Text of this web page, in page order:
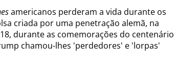
americanos perderam a vida durante os
criada por uma penetração alemã, na
durante as comemorações do centenário
chamou-lhes 'perdedores' e 'lorpas'